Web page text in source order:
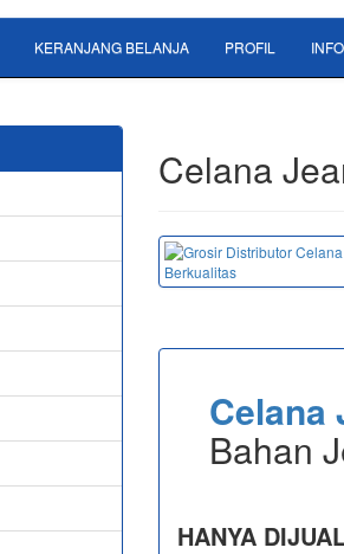
KERANJANG BELANJA PROFIL INFO
Celana
Celana
Bahan
HANYA